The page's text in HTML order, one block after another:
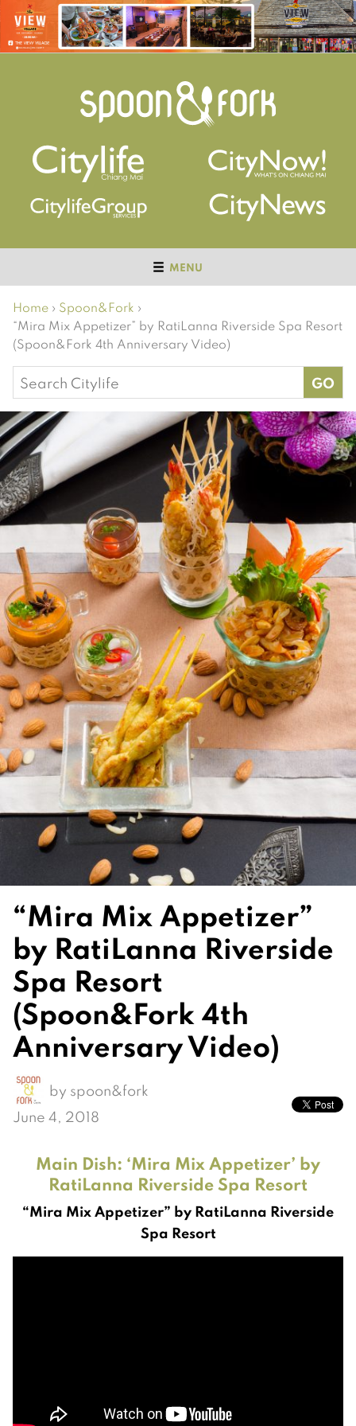
MENU
Home › Spoon&Fork ›
“Mira Mix Appetizer” by RatiLanna Riverside Spa Resort
(Spoon&Fork 4th Anniversary Video)
Search
for:
“Mira Mix Appetizer”
by RatiLanna Riverside
Spa Resort
(Spoon&Fork 4th
Anniversary Video)
by spoon&fork
June 4, 2018
Main Dish: ‘Mira Mix Appetizer’ by
RatiLanna Riverside Spa Resort
“Mira Mix Appetizer” by RatiLanna Riverside
Spa Resort